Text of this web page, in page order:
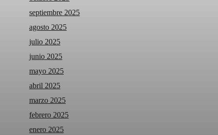
septiembre 2025
agosto 2025
julio 2025
junio 2025
mayo 2025
abril 2025
marzo 2025
febrero 2025
enero 2025